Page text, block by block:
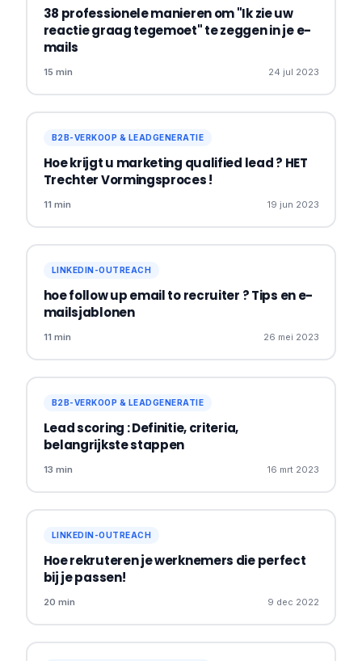
38 professionele manieren om "Ik zie uw
reactie graag tegemoet" te zeggen in je e-
mails
15 min 24 jul 2023
B2B-VERKOOP & LEADGENERATIE
Hoe krijgt u marketing qualified lead ? HET
Trechter Vormingsproces !
11 min 19 jun 2023
LINKEDIN-OUTREACH
hoe follow up email to recruiter ? Tips en e-
mailsjablonen
11 min 26 mei 2023
B2B-VERKOOP & LEADGENERATIE
Lead scoring : Definitie, criteria,
belangrijkste stappen
13 min 16 mrt 2023
LINKEDIN-OUTREACH
Hoe rekruteren je werknemers die perfect
bij je passen!
20 min 9 dec 2022